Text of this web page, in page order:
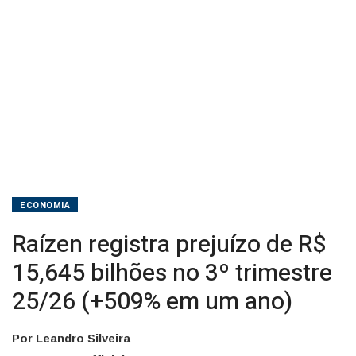
ECONOMIA
Raízen registra prejuízo de R$
15,645 bilhões no 3º trimestre
25/26 (+509% em um ano)
Por Leandro Silveira